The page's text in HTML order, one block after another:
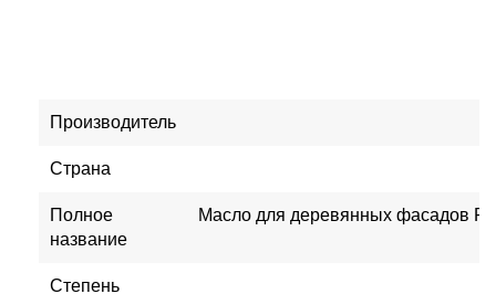
Производитель
Страна
Полное
название
Масло для деревянных фасадов
Степень